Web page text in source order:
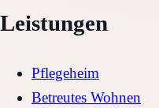
Leistungen
Pflegeheim
Betreutes Wohnen